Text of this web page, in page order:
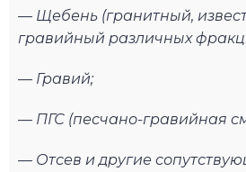
— Щебень (гранитный,
гравийный различных
— Гравий;
— ПГС (песчано-гравийная
— Отсев и другие